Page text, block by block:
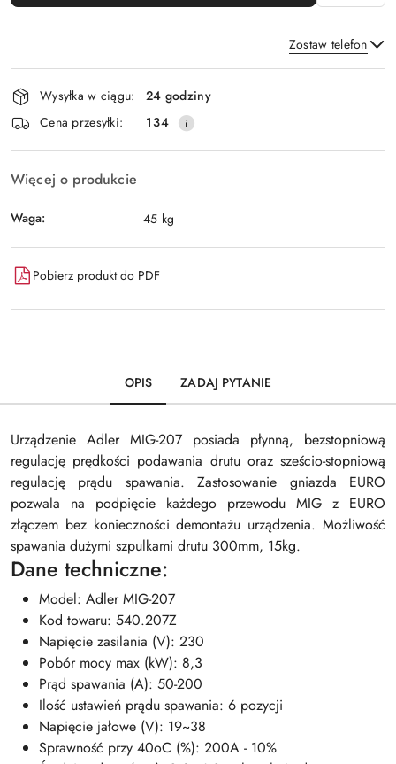
Zostaw telefon
Wyślij
Dostępność
i
dostawa
Wysyłka w ciągu:
24 godziny
Cena przesyłki:
134
Więcej o produkcie
Waga: 45 kg
Pobierz produkt do PDF
OPIS ZADAJ PYTANIE
Urządzenie Adler MIG-207 posiada płynną, bezstopniową
regulację prędkości podawania drutu oraz sześcio-stopniową
regulację prądu spawania. Zastosowanie gniazda EURO
pozwala na podpięcie każdego przewodu MIG z EURO
złączem bez konieczności demontażu urządzenia. Możliwość
spawania dużymi szpulkami drutu 300mm, 15kg.
Dane techniczne:
Model: Adler MIG-207
Kod towaru: 540.207Z
Napięcie zasilania (V): 230
Pobór mocy max (kW): 8,3
Prąd spawania (A): 50-200
Ilość ustawień prądu spawania: 6 pozycji
Napięcie jałowe (V): 19~38
Sprawność przy 40oC (%): 200A - 10%